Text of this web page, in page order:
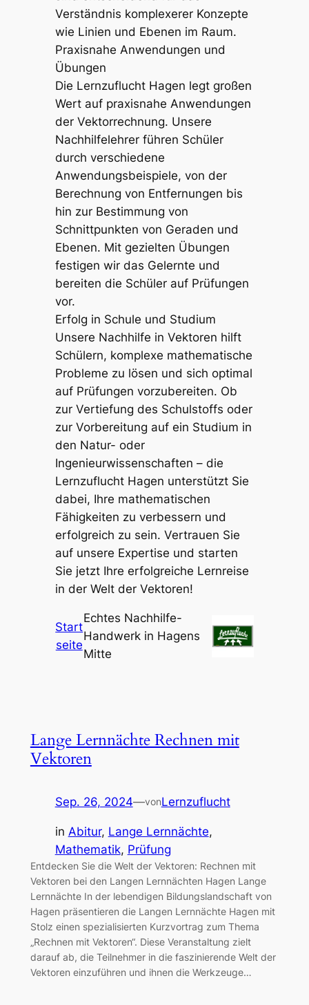
Verständnis komplexerer Konzepte
wie Linien und Ebenen im Raum.
Praxisnahe Anwendungen und
Übungen
Die Lernzuflucht Hagen legt großen
Wert auf praxisnahe Anwendungen
der Vektorrechnung. Unsere
Nachhilfelehrer führen Schüler
durch verschiedene
Anwendungsbeispiele, von der
Berechnung von Entfernungen bis
hin zur Bestimmung von
Schnittpunkten von Geraden und
Ebenen. Mit gezielten Übungen
festigen wir das Gelernte und
bereiten die Schüler auf Prüfungen
vor.
Erfolg in Schule und Studium
Unsere Nachhilfe in Vektoren hilft
Schülern, komplexe mathematische
Probleme zu lösen und sich optimal
auf Prüfungen vorzubereiten. Ob
zur Vertiefung des Schulstoffs oder
zur Vorbereitung auf ein Studium in
den Natur- oder
Ingenieurwissenschaften – die
Lernzuflucht Hagen unterstützt Sie
dabei, Ihre mathematischen
Fähigkeiten zu verbessern und
erfolgreich zu sein. Vertrauen Sie
auf unsere Expertise und starten
Sie jetzt Ihre erfolgreiche Lernreise
in der Welt der Vektoren!
Start
seite
Echtes Nachhilfe-
Handwerk in Hagens
Mitte
Lange Lernnächte Rechnen mit
Vektoren
Sep. 26, 2024—vonLernzuflucht
in Abitur, Lange Lernnächte
Mathematik, Prüfung
Entdecken Sie die Welt der Vektoren: Rechnen mit
Vektoren bei den Langen Lernnächten Hagen Lange
Lernnächte In der lebendigen Bildungslandschaft von
Hagen präsentieren die Langen Lernnächte Hagen mit
Stolz einen spezialisierten Kurzvortrag zum Thema
„Rechnen mit Vektoren“. Diese Veranstaltung zielt
darauf ab, die Teilnehmer in die faszinierende Welt der
Vektoren einzuführen und ihnen die Werkzeuge…